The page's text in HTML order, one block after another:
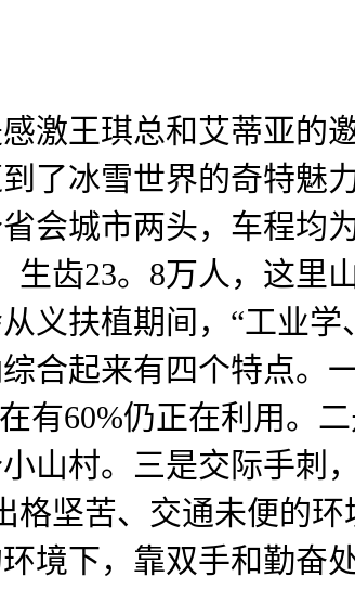
王琪总和艾蒂亚的
了冰雪世界的奇特魅
会城市两头，车程均
生齿23。8万人，这里
扶植期间，“工业学
合起来有四个特点。
有60%仍正在利用。
山村。三是交际手刺
格坚苦、交通未便的
境下，靠双手和勤奋